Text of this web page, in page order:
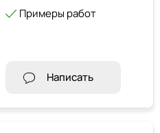
Примеры работ
Написать